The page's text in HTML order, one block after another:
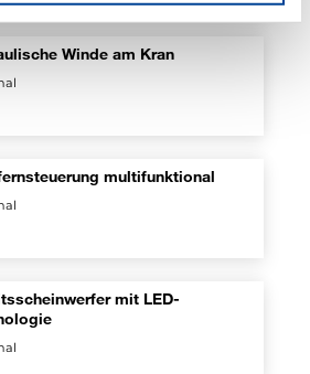
Winde am Kran
multifunktional
mit LED-